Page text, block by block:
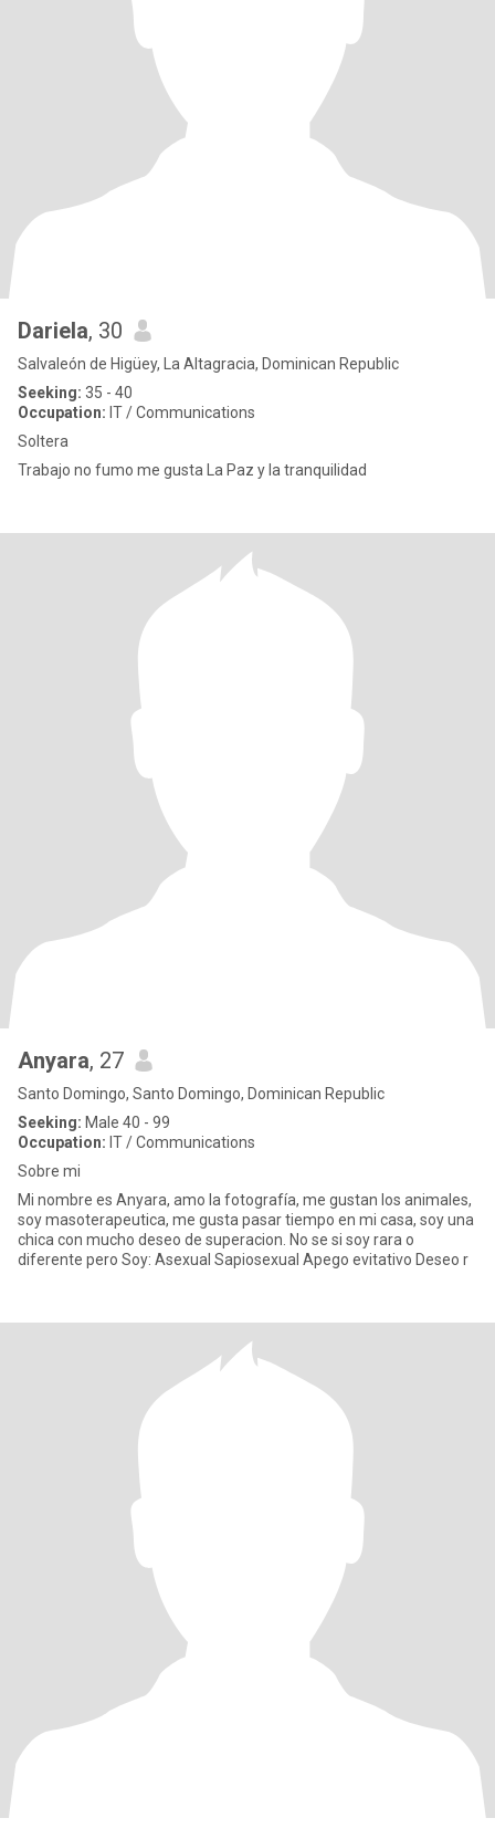
Dariela, 30
Salvaleón de Higüey, La Altagracia, Dominican Republic
Seeking: 35 - 40
Occupation: IT / Communications
Soltera
Trabajo no fumo me gusta La Paz y la tranquilidad
Anyara, 27
Santo Domingo, Santo Domingo, Dominican Republic
Seeking: Male 40 - 99
Occupation: IT / Communications
Sobre mi
Mi nombre es Anyara, amo la fotografía, me gustan los animales,
soy masoterapeutica, me gusta pasar tiempo en mi casa, soy una
chica con mucho deseo de superacion. No se si soy rara o
diferente pero Soy: Asexual Sapiosexual Apego evitativo Deseo r